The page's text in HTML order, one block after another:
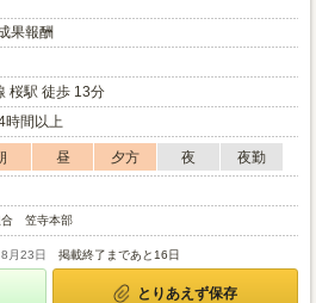
果報酬
桜駅 徒歩 13分
時間以上
昼 夕方 夜
夜勤
合 笠寺本部
月23日 掲載終了まであと16日
とりあえず保存